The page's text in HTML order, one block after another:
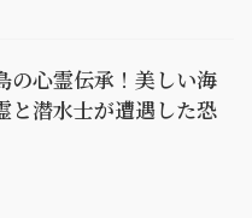
の心霊伝承！美しい海
と潜水士が遭遇した恐